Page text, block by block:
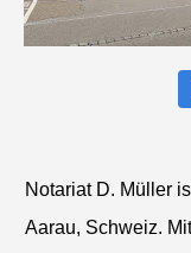
Notariat D. Müller
Aarau, Schweiz.